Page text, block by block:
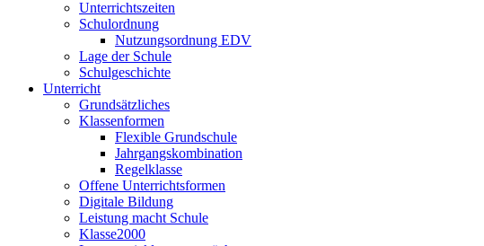
Unterrichtszeiten
Schulordnung
Nutzungsordnung EDV
Lage der Schule
Schulgeschichte
Unterricht
Grundsätzliches
Klassenformen
Flexible Grundschule
Jahrgangskombination
Regelklasse
Offene Unterrichtsformen
Digitale Bildung
Leistung macht Schule
Klasse2000